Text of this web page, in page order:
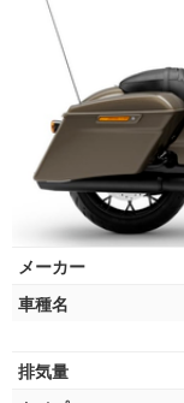
メーカー
車種名
排気量